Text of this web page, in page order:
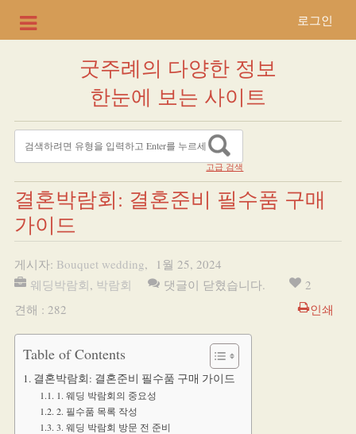
로그인
굿주례의 다양한 정보
한눈에 보는 사이트
고급 검색
결혼박람회: 결혼준비 필수품 구매
가이드
게시자: Bouquet wedding,
1월 25, 2024
웨딩박람회, 박람회 댓글이 닫혔습니다.
2
견해 : 282
인쇄
Table of Contents
결혼박람회: 결혼준비 필수품 구매 가이드
1. 웨딩 박람회의 중요성
2. 필수품 목록 작성
3. 웨딩 박람회 방문 전 준비